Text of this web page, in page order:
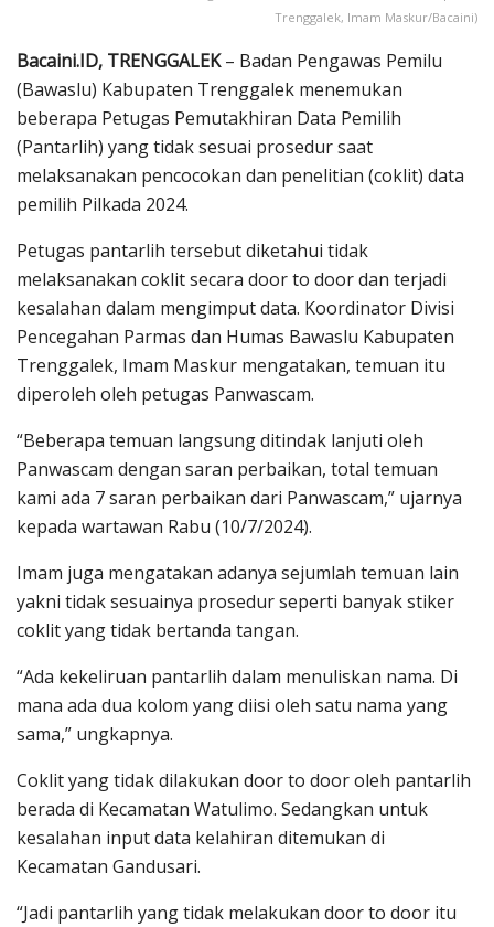
Trenggalek, Imam Maskur/Bacaini)
Bacaini.ID, TRENGGALEK– Badan Pengawas Pemilu
(Bawaslu) Kabupaten Trenggalek menemukan
beberapa Petugas Pemutakhiran Data Pemilih
(Pantarlih) yang tidak sesuai prosedur saat
melaksanakan pencocokan dan penelitian (coklit) data
pemilih Pilkada 2024.
Petugas pantarlih tersebut diketahui tidak
melaksanakan coklit secara door to door dan terjadi
kesalahan dalam mengimput data. Koordinator Divisi
Pencegahan Parmas dan Humas Bawaslu Kabupaten
Trenggalek, Imam Maskur mengatakan, temuan itu
diperoleh oleh petugas Panwascam.
“Beberapa temuan langsung ditindak lanjuti oleh
Panwascam dengan saran perbaikan, total temuan
kami ada 7 saran perbaikan dari Panwascam,” ujarnya
kepada wartawan Rabu (10/7/2024).
Imam juga mengatakan adanya sejumlah temuan lain
yakni tidak sesuainya prosedur seperti banyak stiker
coklit yang tidak bertanda tangan.
“Ada kekeliruan pantarlih dalam menuliskan nama. Di
mana ada dua kolom yang diisi oleh satu nama yang
sama,” ungkapnya.
Coklit yang tidak dilakukan door to door oleh pantarlih
berada di Kecamatan Watulimo. Sedangkan untuk
kesalahan input data kelahiran ditemukan di
Kecamatan Gandusari.
“Jadi pantarlih yang tidak melakukan door to door itu